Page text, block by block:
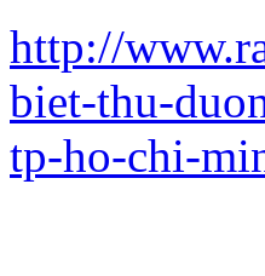
http://
biet-thu-
tp-ho-chi-